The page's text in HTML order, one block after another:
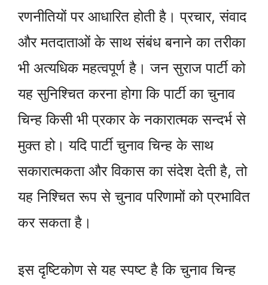
रणनीतियों पर आधारित होती है। प्रचार, संवाद
और मतदाताओं के साथ संबंध बनाने का तरीका
भी अत्यधिक महत्वपूर्ण है। जन सुराज पार्टी को
यह सुनिश्चित करना होगा कि पार्टी का चुनाव
चिन्ह किसी भी प्रकार के नकारात्मक सन्दर्भ से
मुक्त हो। यदि पार्टी चुनाव चिन्ह के साथ
सकारात्मकता और विकास का संदेश देती है, तो
यह निश्चित रूप से चुनाव परिणामों को प्रभावित
कर सकता है।
इस दृष्टिकोण से यह स्पष्ट है कि चुनाव चिन्ह